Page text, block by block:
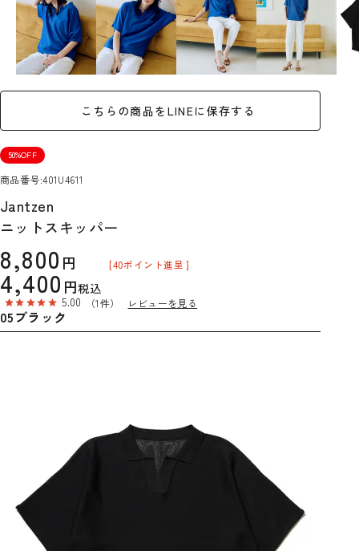
こちらの商品をLINEに保存する
50%OFF
商品番号 401U4611
Jantzen
ニットスキッパー
8,800
4,400 税込
[40ポイント進呈 ]
5.00 （1件） レビューを見る
05ブラック